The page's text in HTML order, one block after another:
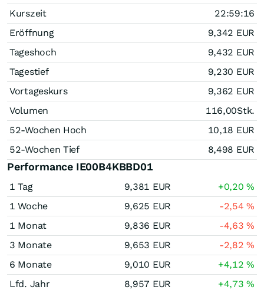
Kurszeit
22:59:16
Eröffnung
9,342 EUR
Tageshoch
9,432 EUR
Tagestief
9,230 EUR
Vortageskurs
9,362 EUR
Volumen
116,00Stk.
52-Wochen Hoch
10,18 EUR
52-Wochen Tief
8,498 EUR
Performance IE00B4KBBD01
1 Tag 9,381 EUR +0,20%
1 Woche
9,625 EUR -2,54%
1 Monat
9,836 EUR -4,63%
3 Monate
9,653 EUR -2,82%
6 Monate
9,010 EUR +4,12%
Lfd. Jahr
8,957 EUR +4,73%